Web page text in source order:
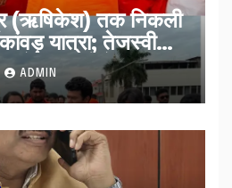
(ऋषिकेश) तक निकली
यात्रा; तेजस्वी
के कल्याण
ADMIN